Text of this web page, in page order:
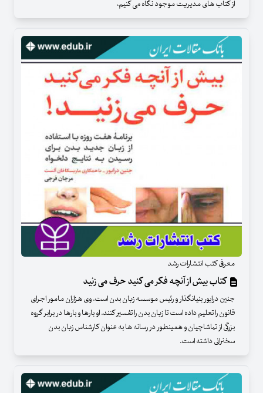
از کتاب های مدیریت موجود نگاه می کنیم،
معرفی کتب انتشارات رشد
کتاب بیش از آنچه فکر می کنید حرف می زنید
جنین درایور بنیانگذار و رئیس موسسه زبان بدن است. وی هزاران مامور اجرای
قانون را تعلیم داده است تا زبان بدن را تفسیر کنند. او بارها و بارها در برابر گروه
بزرگی از تماشاچیان و همینطور در رسانه ها به عنوان کارشناس زبان بدن
سخنرانی داشته است.